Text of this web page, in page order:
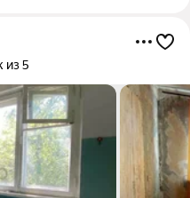
из 5